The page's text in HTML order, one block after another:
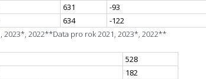
631 -93
634 -122
2023*, 2022**Data pro rok 2021, 2023*, 2022**
528
182